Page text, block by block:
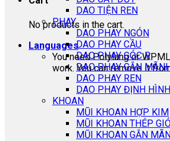
No products in the cart.
Languages
You need Polylang or
work. You can remove it
DAO TIỆN REN
PHAY
DAO PHAY NGÓN
DAO PHAY CẦU
DAO PHAY GÓC R
DAO PHAY GẮN
DAO PHAY REN
DAO PHAY ĐỊNH HÌNH
KHOAN
MŨI KHOAN HỢP KIM
MŨI KHOAN THÉP
MŨI KHOAN GẮN